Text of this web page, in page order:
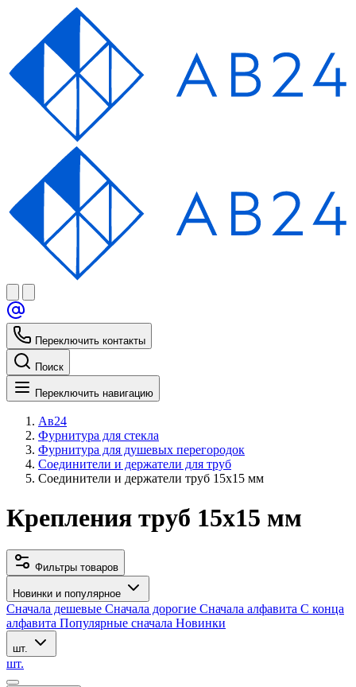
Переключить контакты
Поиск
Переключить навигацию
Ав24
Фурнитура для стекла
Фурнитура для душевых перегородок
Соединители и держатели для труб
Соединители и держатели труб 15х15 мм
Крепления труб 15х15 мм
Фильтры товаров
Новинки и популярное
Сначала дешевые Сначала дорогие Сначала алфавита С конца
алфавита Популярные сначала Новинки
шт.
шт.